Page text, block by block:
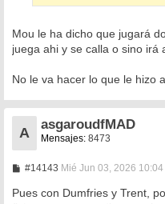
Mou le ha dicho que jugará
juega ahi y se calla o sino irá
No le va hacer lo que le hizo
A
asgaroudfMAD
Mensajes: 8473
#14143M
n
Mié Jun 03, 2026 10:04
Pues con Dumfries y Trent,